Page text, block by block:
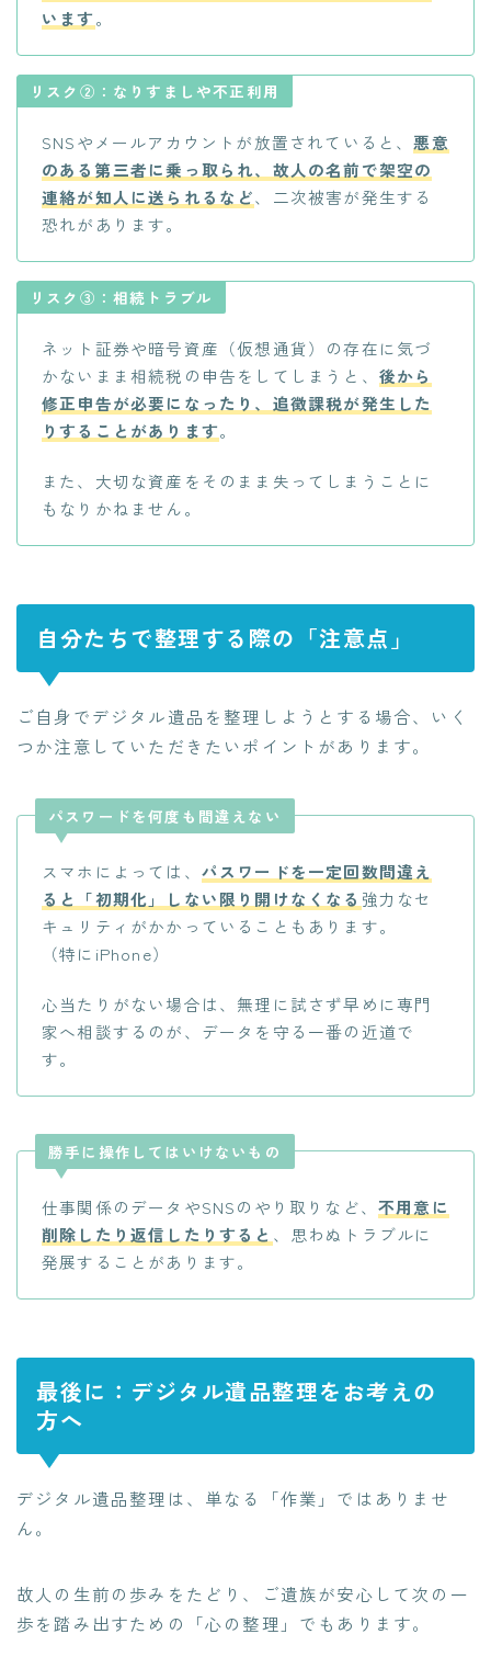
います。
リスク②：なりすましや不正利用
SNSやメールアカウントが放置されていると、悪意
のある第三者に乗っ取られ、故人の名前で架空の
連絡が知人に送られるなど、二次被害が発生する
恐れがあります。
リスク③：相続トラブル
ネット証券や暗号資産（仮想通貨）の存在に気づ
かないまま相続税の申告をしてしまうと、 後から
修正申告が必要になったり、追徴課税が発生した
りすることがあります。
また、大切な資産をそのまま失ってしまうことに
もなりかねません。
自分たちで整理する際の「注意点」
ご自身でデジタル遺品を整理しようとする場合、いく
つか注意していただきたいポイントがあります。
パスワードを何度も間違えない
スマホによっては、 パスワードを一定回数間違え
ると「初期化」しない限り開けなくなる 強力なセ
キュリティがかかっていることもあります。
（特にiPhone）
心当たりがない場合は、無理に試さず早めに専門
家へ相談するのが、データを守る一番の近道で
す。
勝手に操作してはいけないもの
仕事関係のデータやSNSのやり取りなど、 不用意に
削除したり返信したりすると 、思わぬトラブルに
発展することがあります。
最後に：デジタル遺品整理をお考えの
方へ
デジタル遺品整理は、単なる「作業」ではありませ
ん。
故人の生前の歩みをたどり、ご遺族が安心して次の一
歩を踏み出すための「心の整理」でもあります。